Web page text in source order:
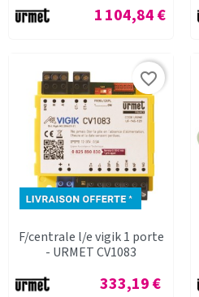
Prix
1 104,84 €
F/centrale l/e vigik 1 porte
- URMET CV1083
Prix
333,19 €
favorite_border